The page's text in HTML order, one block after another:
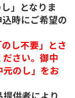
」となりま
時にご希望の
し不要」とさ
さい。御中
元のし」をお
供者により